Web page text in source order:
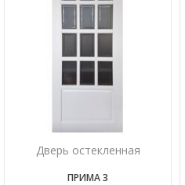
Дверь остекленная
ПРИМА 3